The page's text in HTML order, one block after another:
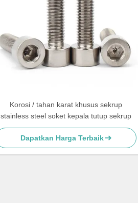
Korosi / tahan karat khusus sekrup
stainless steel soket kepala tutup sekrup
Dapatkan Harga Terbaik